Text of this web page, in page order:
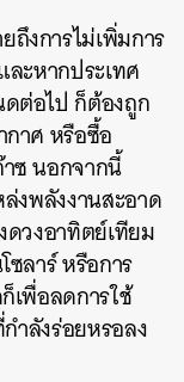
ถึงการไม่เพิ่มการ
ะหากประเทศ
ต่อไป ก็ต้องถูก
าศ หรือซื้อ
ซ นอกจากนี้
งพลังงานสะอาด
วงอาทิตย์เทียม
ลาร์ หรือการ
เพื่อลดการใช้
ำลังร่อยหรอลง